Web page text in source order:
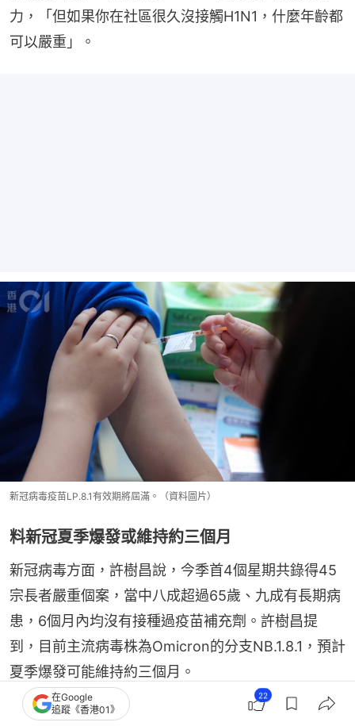
力，「但如果你在社區很久沒接觸H1N1，什麼年齡都
可以嚴重」。
新冠病毒疫苗LP.8.1有效期將屆滿。（資料圖片）
料新冠夏季爆發或維持約三個月
新冠病毒方面，許樹昌說，今季首4個星期共錄得45
宗長者嚴重個案，當中八成超過65歲、九成有長期病
患，6個月內均沒有接種過疫苗補充劑。許樹昌提
到，目前主流病毒株為Omicron的分支NB.1.8.1，預計
夏季爆發可能維持約三個月。
倡康復中市民可如常上班
在Google
追蹤《香港01》
22